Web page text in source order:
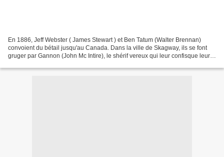
En 1886, Jeff Webster ( James Stewart ) et Ben Tatum (Walter Brennan)
convoient du bétail jusqu'au Canada. Dans la ville de Skagway, ils se font
gruger par Gannon (John Mc Intire), le shérif vereux qui leur confisque leur